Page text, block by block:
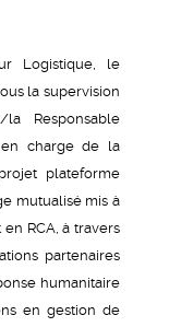
Logistique, le
la supervision
Responsable
en charge de la
plateforme
mutualisé mis à
RCA, à travers
partenaires
humanitaire
en gestion de